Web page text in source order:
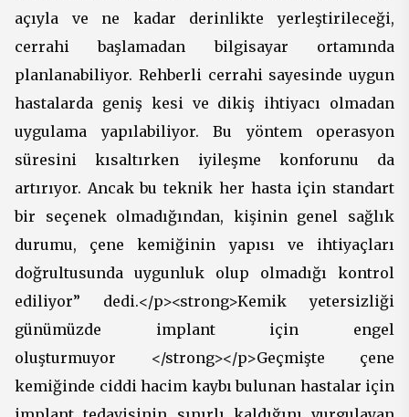
açıyla ve ne kadar derinlikte yerleştirileceği,
cerrahi başlamadan bilgisayar ortamında
planlanabiliyor. Rehberli cerrahi sayesinde uygun
hastalarda geniş kesi ve dikiş ihtiyacı olmadan
uygulama yapılabiliyor. Bu yöntem operasyon
süresini kısaltırken iyileşme konforunu da
artırıyor. Ancak bu teknik her hasta için standart
bir seçenek olmadığından, kişinin genel sağlık
durumu, çene kemiğinin yapısı ve ihtiyaçları
doğrultusunda uygunluk olup olmadığı kontrol
ediliyor” dedi.</p><strong>Kemik yetersizliği
günümüzde implant için engel
oluşturmuyor </strong></p>Geçmişte çene
kemiğinde ciddi hacim kaybı bulunan hastalar için